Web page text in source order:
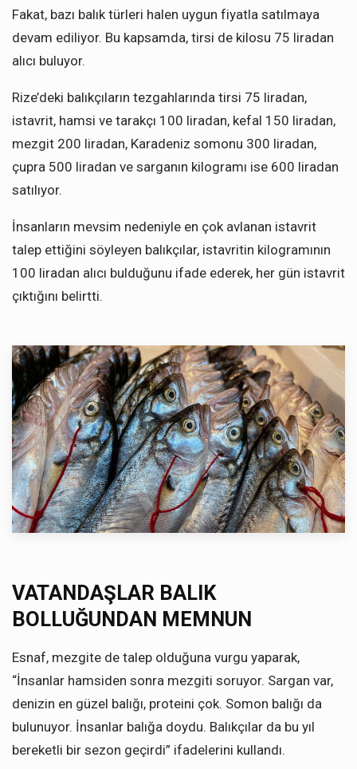
Fakat, bazı balık türleri halen uygun fiyatla satılmaya
devam ediliyor. Bu kapsamda, tirsi de kilosu 75 liradan
alıcı buluyor.
Rize’deki balıkçıların tezgahlarında tirsi 75 liradan,
istavrit, hamsi ve tarakçı 100 liradan, kefal 150 liradan,
mezgit 200 liradan, Karadeniz somonu 300 liradan,
çupra 500 liradan ve sarganın kilogramı ise 600 liradan
satılıyor.
İnsanların mevsim nedeniyle en çok avlanan istavrit
talep ettiğini söyleyen balıkçılar, istavritin kilogramının
100 liradan alıcı bulduğunu ifade ederek, her gün istavrit
çıktığını belirtti.
VATANDAŞLAR BALIK
BOLLUĞUNDAN MEMNUN
Esnaf, mezgite de talep olduğuna vurgu yaparak,
“İnsanlar hamsiden sonra mezgiti soruyor. Sargan var,
denizin en güzel balığı, proteini çok. Somon balığı da
bulunuyor. İnsanlar balığa doydu. Balıkçılar da bu yıl
bereketli bir sezon geçirdi” ifadelerini kullandı.